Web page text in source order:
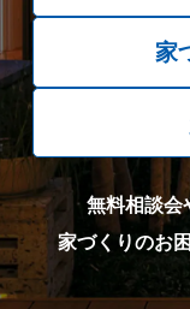
家
無料相談会
家づくりのお